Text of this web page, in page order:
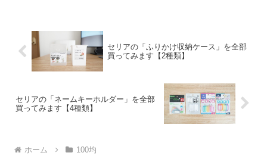
セリアの「ふりかけ収納ケース」を全部
買ってみます【2種類】
セリアの「ネームキーホルダー」を全部
買ってみます【4種類】
ホーム 100均